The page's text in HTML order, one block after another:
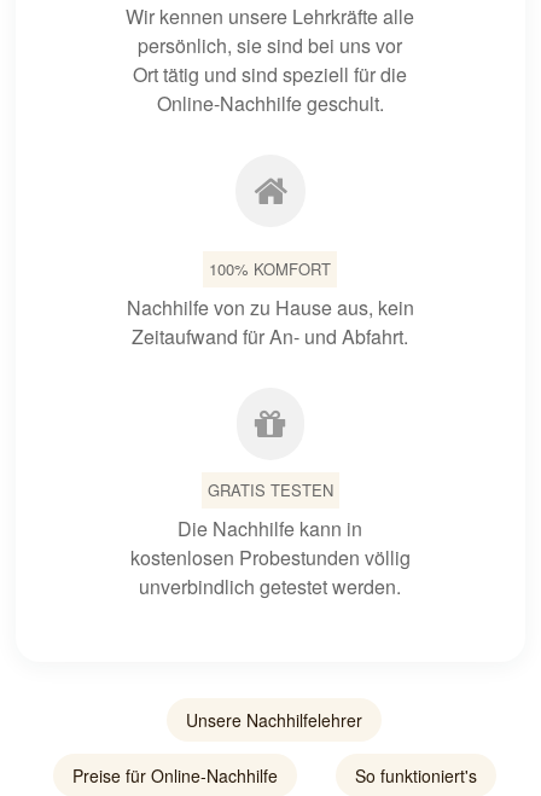
Wir kennen unsere Lehrkräfte alle
persönlich, sie sind bei uns vor
Ort tätig und sind speziell für die
Online-Nachhilfe geschult.
100% KOMFORT
Nachhilfe von zu Hause aus, kein
Zeitaufwand für An- und Abfahrt.
GRATIS TESTEN
Die Nachhilfe kann in
kostenlosen Probestunden völlig
unverbindlich getestet werden.
Unsere Nachhilfelehrer
Preise für Online-Nachhilfe So funktioniert's